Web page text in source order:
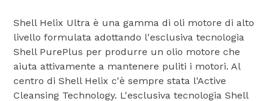
Shell Helix Ultra è una gamma di oli motore di alto
livello formulata adottando l'esclusiva tecnologia
Shell PurePlus per produrre un olio motore che
aiuta attivamente a mantenere puliti i motori. Al
centro di Shell Helix c'è sempre stata l'Active
Cleansing Technology. L'esclusiva tecnologia Shell